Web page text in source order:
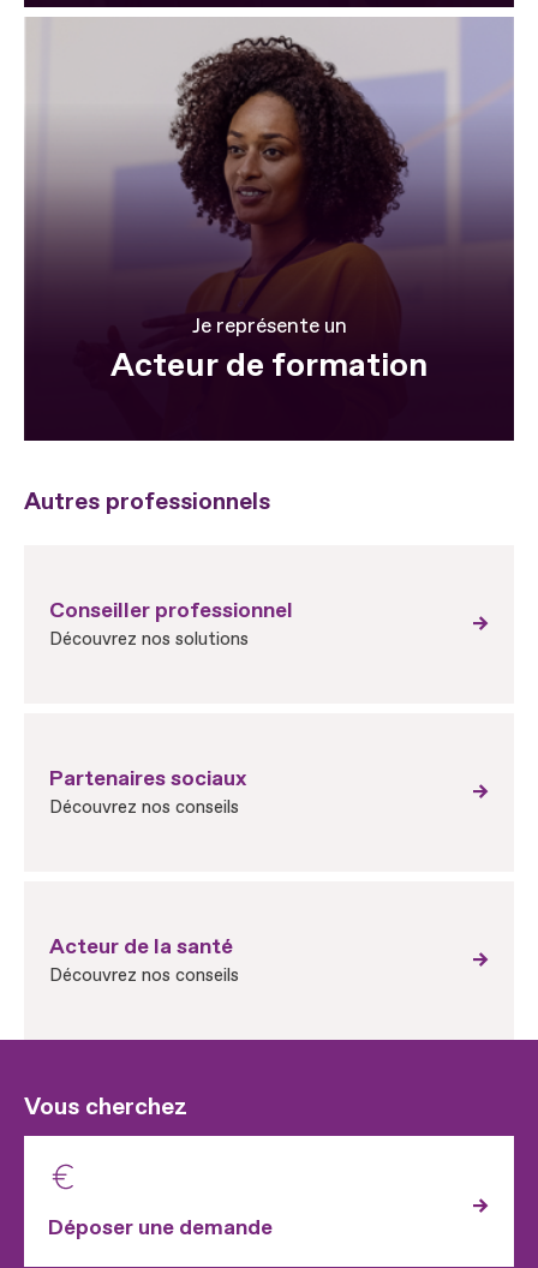
Je représente un
Acteur de formation
Autres professionnels
Conseiller professionnel
Découvrez nos solutions
Partenaires sociaux
Découvrez nos conseils
Acteur de la santé
Découvrez nos conseils
Vous cherchez
Déposer une demande